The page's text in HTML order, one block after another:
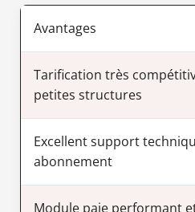
Avantages
Tarification très
petites structures
Excellent support
abonnement
Module paie performant